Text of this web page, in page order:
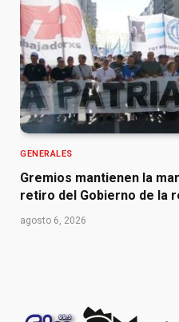
GENERALES
Gremios mantienen la
retiro del Gobierno de la
agosto 6, 2026